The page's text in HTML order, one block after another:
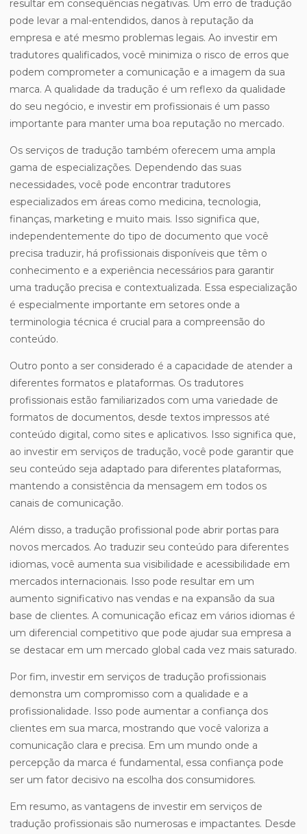
resultar em consequências negativas. Um erro de tradução
pode levar a mal-entendidos, danos à reputação da
empresa e até mesmo problemas legais. Ao investir em
tradutores qualificados, você minimiza o risco de erros que
podem comprometer a comunicação e a imagem da sua
marca. A qualidade da tradução é um reflexo da qualidade
do seu negócio, e investir em profissionais é um passo
importante para manter uma boa reputação no mercado.
Os serviços de tradução também oferecem uma ampla
gama de especializações. Dependendo das suas
necessidades, você pode encontrar tradutores
especializados em áreas como medicina, tecnologia,
finanças, marketing e muito mais. Isso significa que,
independentemente do tipo de documento que você
precisa traduzir, há profissionais disponíveis que têm o
conhecimento e a experiência necessários para garantir
uma tradução precisa e contextualizada. Essa especialização
é especialmente importante em setores onde a
terminologia técnica é crucial para a compreensão do
conteúdo.
Outro ponto a ser considerado é a capacidade de atender a
diferentes formatos e plataformas. Os tradutores
profissionais estão familiarizados com uma variedade de
formatos de documentos, desde textos impressos até
conteúdo digital, como sites e aplicativos. Isso significa que,
ao investir em serviços de tradução, você pode garantir que
seu conteúdo seja adaptado para diferentes plataformas,
mantendo a consistência da mensagem em todos os
canais de comunicação.
Além disso, a tradução profissional pode abrir portas para
novos mercados. Ao traduzir seu conteúdo para diferentes
idiomas, você aumenta sua visibilidade e acessibilidade em
mercados internacionais. Isso pode resultar em um
aumento significativo nas vendas e na expansão da sua
base de clientes. A comunicação eficaz em vários idiomas é
um diferencial competitivo que pode ajudar sua empresa a
se destacar em um mercado global cada vez mais saturado.
Por fim, investir em serviços de tradução profissionais
demonstra um compromisso com a qualidade e a
profissionalidade. Isso pode aumentar a confiança dos
clientes em sua marca, mostrando que você valoriza a
comunicação clara e precisa. Em um mundo onde a
percepção da marca é fundamental, essa confiança pode
ser um fator decisivo na escolha dos consumidores.
Em resumo, as vantagens de investir em serviços de
tradução profissionais são numerosas e impactantes. Desde